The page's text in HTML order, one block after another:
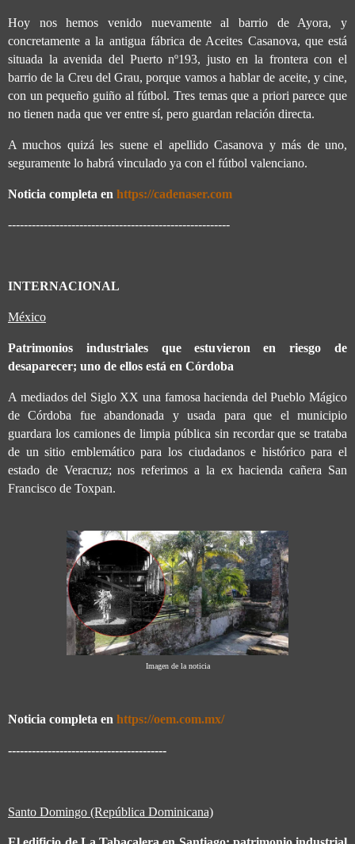
Hoy nos hemos venido nuevamente al barrio de Ayora, y
concretamente a la antigua fábrica de Aceites Casanova, que está
situada la avenida del Puerto nº193, justo en la frontera con el
barrio de la Creu del Grau, porque vamos a hablar de aceite, y cine,
con un pequeño guiño al fútbol. Tres temas que a priori parece que
no tienen nada que ver entre sí, pero guardan relación directa.
A muchos quizá les suene el apellido Casanova y más de uno,
seguramente lo habrá vinculado ya con el fútbol valenciano.
Noticia completa en https://cadenaser.com
--------------------------------------------------------
INTERNACIONAL
México
Patrimonios industriales que estuvieron en riesgo de
desaparecer; uno de ellos está en Córdoba
A mediados del Siglo XX una famosa hacienda del Pueblo Mágico
de Córdoba fue abandonada y usada para que el municipio
guardara los camiones de limpia pública sin recordar que se trataba
de un sitio emblemático para los ciudadanos e histórico para el
estado de Veracruz; nos referimos a la ex hacienda cañera San
Francisco de Toxpan.
Imagen de la noticia
Noticia completa en https://oem.com.mx/
----------------------------------------
Santo Domingo (República Dominicana)